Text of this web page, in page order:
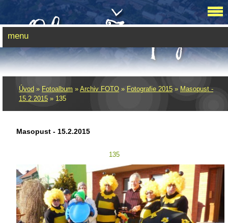
Úvod » Fotoalbum » Archiv FOTO » Fotografie 2015 » Masopust -
15.2.2015 » 135
Masopust - 15.2.2015
135
menu